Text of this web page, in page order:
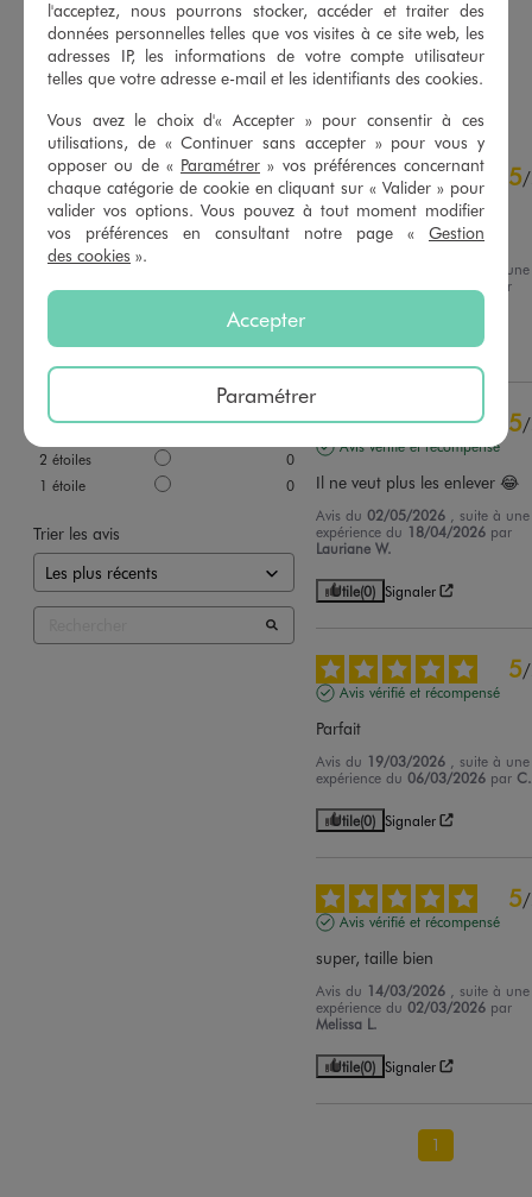
5/5 de moyenne
(94 avis)
AJOUTERAU PANIER
4.5/5 de moyenne
(7 avis)
AJOUTER AU PANIER
5/ 5
Basé sur4 avis soumis à un
5
0
2 étoiles
0
1 étoile 0
Trier les avis
5/
Avis vérifié et récompensé
bonne qualité !
, suite à une
par
Utile(0) Signaler
5/
Avis vérifié et récompensé
Il ne veut plus les enlever 😂
Avis du02/05/2026
, suite à une
expérience du 18/04/2026 par
Lauriane W.
Utile(0) Signaler
5/
Avis vérifié et récompensé
Parfait
Avis du 19/03/2026
, suite à une
expérience du06/03/2026 par
Utile(0) Signaler
5/
Avis vérifié et récompensé
super, taille bien
Avis du 14/03/2026
, suite à une
expérience du02/03/2026 par
Melissa L.
Utile(0) Signaler
1
l'acceptez, nous pourrons stocker, accéder et traiter des
données personnelles telles que vos visites à ce site web, les
adresses IP, les informations de votre compte utilisateur
telles que votre adresse e-mail et les identifiants des cookies.
Vous avez le choix d'« Accepter » pour consentir à ces
utilisations, de « Continuer sans accepter » pour vous y
opposer ou de « Paramétrer » vos préférences concernant
chaque catégorie de cookie en cliquant sur « Valider » pour
valider vos options. Vous pouvez à tout moment modifier
vos préférences en consultant notre page « Gestion
des cookies ».
Accepter
Paramétrer